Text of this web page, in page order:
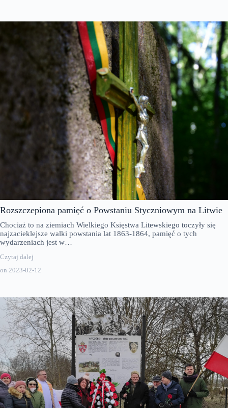
Rozszczepiona pamięć o Powstaniu Styczniowym na Litwie
on 2023-02-12
Chociaż to na ziemiach Wielkiego Księstwa Litewskiego toczyły się
najzacieklejsze walki powstania lat 1863-1864, pamięć o tych
wydarzeniach jest w…
Czytaj dalej